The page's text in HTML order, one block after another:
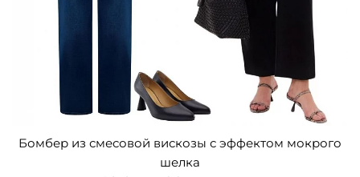
Бомбер из смесовой вискозы с эффектом мокрого
шелка